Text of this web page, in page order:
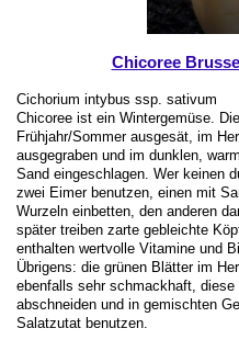
Chicoree
Cichorium intybus ssp. sativum
Chicoree ist ein Wintergemüse.
Frühjahr/Sommer ausgesät, im
ausgegraben und im dunklen,
Sand eingeschlagen. Wer keinen
zwei Eimer benutzen, einen mit
Wurzeln einbetten, den anderen
später treiben zarte gebleichte
enthalten wertvolle Vitamine und
Übrigens: die grünen Blätter im
ebenfalls sehr schmackhaft,
abschneiden und in gemischten
Salatzutat benutzen.